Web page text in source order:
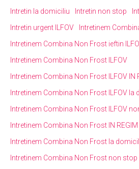
Intretin la domiciliu
Intretin non stop
Intretin urgent ILFOV
Intretinem
Intretinem Combina Non Frost ieftin
Intretinem Combina Non Frost ILFOV
Intretinem Combina Non Frost ILFOV IN
Intretinem Combina Non Frost ILFOV la
Intretinem Combina Non Frost ILFOV
Intretinem Combina Non Frost IN REGIM
Intretinem Combina Non Frost la
Intretinem Combina Non Frost non stop